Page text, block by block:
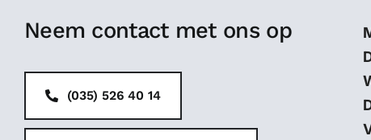
Neem contact met ons op
(035) 526 40 14